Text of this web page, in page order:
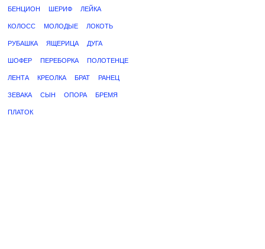
БЕНЦИОН ШЕРИФ ЛЕЙКА
КОЛОСС МОЛОДЫЕ ЛОКОТЬ
РУБАШКА ЯЩЕРИЦА ДУГА
ШОФЕР ПЕРЕБОРКА ПОЛОТЕНЦЕ
ЛЕНТА КРЕОЛКА БРАТ РАНЕЦ
ЗЕВАКА СЫН ОПОРА БРЕМЯ
ПЛАТОК